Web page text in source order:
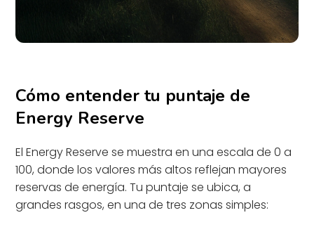
Cómo entender tu puntaje de
Energy Reserve
El Energy Reserve se muestra en una escala de 0 a
100, donde los valores más altos reflejan mayores
reservas de energía. Tu puntaje se ubica, a
grandes rasgos, en una de tres zonas simples: